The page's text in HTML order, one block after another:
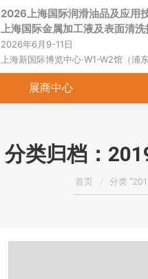
2026上海国际润滑油品及应用
上海国际金属加工液及表面清
2026年6月9-11日
上海新国际博览中心·W1-W2馆（浦
展商中心
分类归档：
您在这里：
首页 分类
首页 关于展会